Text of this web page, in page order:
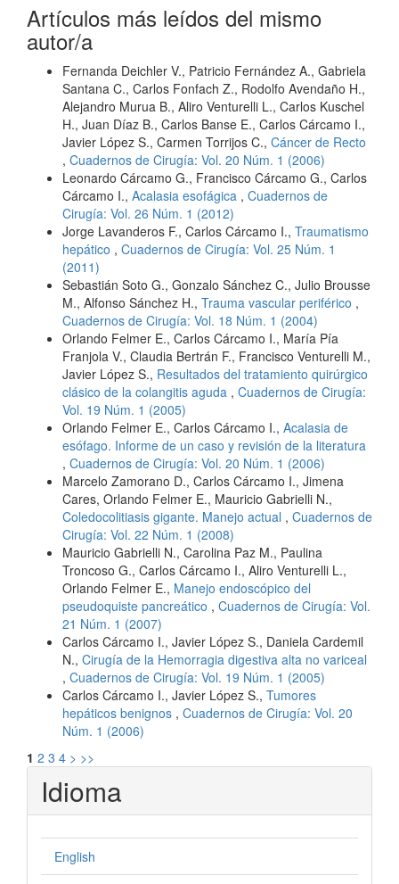
Artículos más leídos del mismo
autor/a
Fernanda Deichler V., Patricio Fernández A., Gabriela
Santana C., Carlos Fonfach Z., Rodolfo Avendaño H.,
Alejandro Murua B., Aliro Venturelli L., Carlos Kuschel
H., Juan Díaz B., Carlos Banse E., Carlos Cárcamo I.,
Javier López S., Carmen Torrijos C., Cáncer de Recto
, Cuadernos de Cirugía: Vol. 20 Núm. 1 (2006)
Leonardo Cárcamo G., Francisco Cárcamo G., Carlos
Cárcamo I., Acalasia esofágica , Cuadernos de
Cirugía: Vol. 26 Núm. 1 (2012)
Jorge Lavanderos F., Carlos Cárcamo I., Traumatismo
hepático , Cuadernos de Cirugía: Vol. 25 Núm. 1
(2011)
Sebastián Soto G., Gonzalo Sánchez C., Julio Brousse
M., Alfonso Sánchez H., Trauma vascular periférico ,
Cuadernos de Cirugía: Vol. 18 Núm. 1 (2004)
Orlando Felmer E., Carlos Cárcamo I., María Pía
Franjola V., Claudia Bertrán F., Francisco Venturelli M.,
Javier López S., Resultados del tratamiento quirúrgico
clásico de la colangitis aguda , Cuadernos de Cirugía:
Vol. 19 Núm. 1 (2005)
Orlando Felmer E., Carlos Cárcamo I., Acalasia de
esófago. Informe de un caso y revisión de la literatura
, Cuadernos de Cirugía: Vol. 20 Núm. 1 (2006)
Marcelo Zamorano D., Carlos Cárcamo I., Jimena
Cares, Orlando Felmer E., Mauricio Gabrielli N.,
Coledocolitiasis gigante. Manejo actual , Cuadernos de
Cirugía: Vol. 22 Núm. 1 (2008)
Mauricio Gabrielli N., Carolina Paz M., Paulina
Troncoso G., Carlos Cárcamo I., Aliro Venturelli L.,
Orlando Felmer E., Manejo endoscópico del
pseudoquiste pancreático , Cuadernos de Cirugía: Vol.
21 Núm. 1 (2007)
Carlos Cárcamo I., Javier López S., Daniela Cardemil
N., Cirugía de la Hemorragia digestiva alta no variceal
, Cuadernos de Cirugía: Vol. 19 Núm. 1 (2005)
Carlos Cárcamo I., Javier López S., Tumores
hepáticos benignos , Cuadernos de Cirugía: Vol. 20
Núm. 1 (2006)
1 2 3 4 > >>
Idioma
English